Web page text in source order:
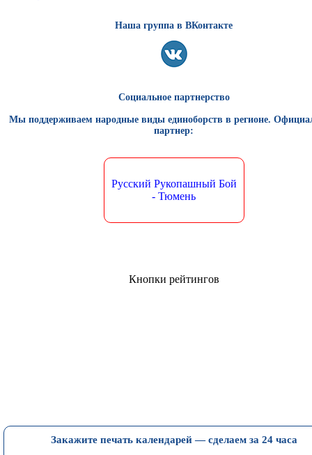
Наша группа в ВКонтакте
Социальное партнерство
Мы поддерживаем народные виды единоборств в регионе.
партнер:
Русский Рукопашный Бой
- Тюмень
Кнопки рейтингов
Закажите печать календарей — сделаем за 24 часа